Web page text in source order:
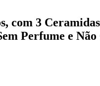
com 3
Perfume e Não